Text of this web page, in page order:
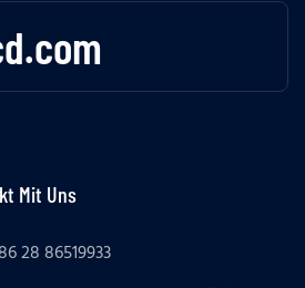
Mit Uns
28 86519933